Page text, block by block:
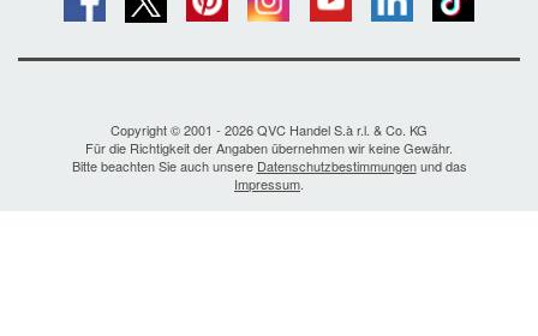
Copyright © 2001 - 2026 QVC Handel S.à r.l. & Co. KG
Für die Richtigkeit der Angaben übernehmen wir keine Gewähr.
Bitte beachten Sie auch unsere Datenschutzbestimmungenund das
Impressum.